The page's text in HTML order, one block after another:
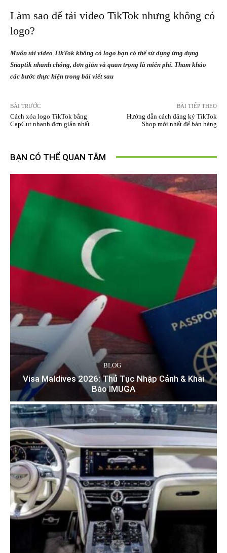
Làm sao để tải video TikTok nhưng không có
logo?
Muốn tải video TikTok không có logo bạn có thể sử dụng ứng dụng
Snaptik nhanh chóng, đơn giản và quan trọng là miễn phí. Tham khảo
các bước thực hiện trong bài viết sau
BÀI TRƯỚC
Cách xóa logo TikTok bằng
CapCut nhanh đơn giản nhất
BÀI TIẾP THEO
Hướng dẫn cách đăng ký TikTok
Shop mới nhất để bán hàng
BẠN CÓ THỂ QUAN TÂM
BLOG
Visa Maldives 2026: Thủ Tục Nhập Cảnh & Khai
Báo IMUGA